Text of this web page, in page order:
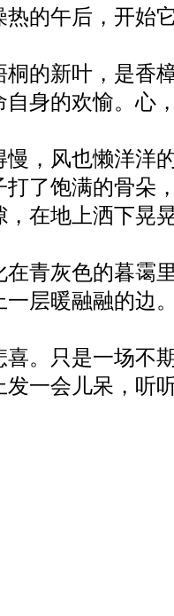
的午后，开始
的新叶，是香
身的欢愉。心
，风也懒洋洋
了饱满的骨朵
在地上洒下晃
青灰色的暮霭
层暖融融的边
。只是一场不
一会儿呆，听